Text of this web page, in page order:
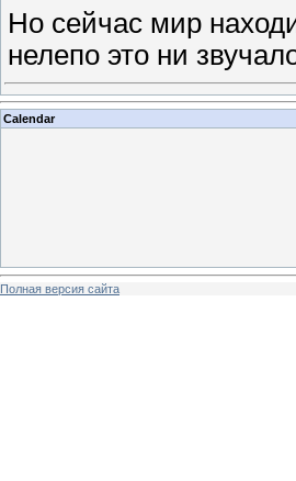
Но сейчас мир
нелепо это ни
Calendar
Полная версия сайта